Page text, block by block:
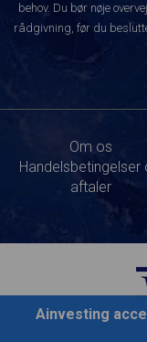
behov. Du bør nøje
rådgivning, før du
Om os
Handelsbetingelser
aftaler
Ainvesting